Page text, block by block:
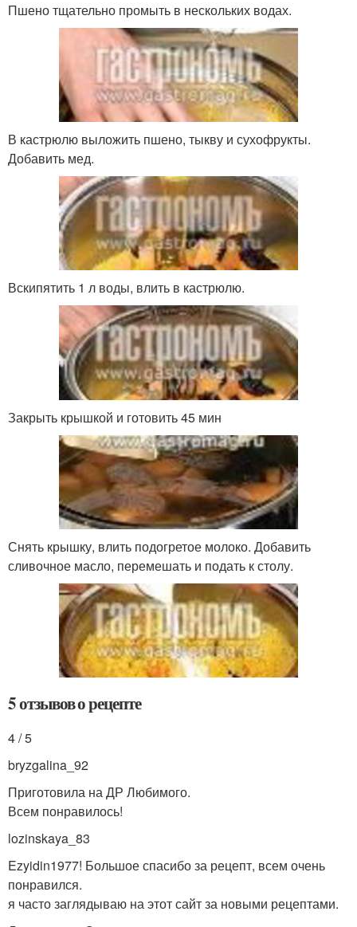
Пшено тщательно промыть в нескольких водах.
В кастрюлю выложить пшено, тыкву и сухофрукты.
Добавить мед.
Вскипятить 1 л воды, влить в кастрюлю.
Закрыть крышкой и готовить 45 мин
Снять крышку, влить подогретое молоко. Добавить
сливочное масло, перемешать и подать к столу.
5 отзывов о рецепте
4 / 5
bryzgalina_92
Приготовила на ДР Любимого.
Всем понравилось!
lozinskaya_83
Ezyidin1977! Большое спасибо за рецепт, всем очень
понравился.
я часто заглядываю на этот сайт за новыми рецептами.